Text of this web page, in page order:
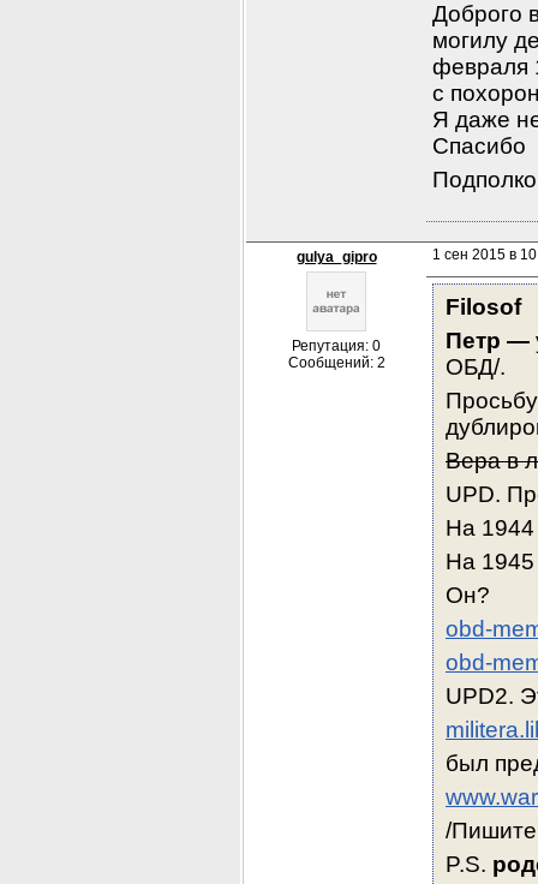
Доброго
могилу
февраля
с
Я даже
Спасибо
gulya_gipro
Репутация: 0
Сообщений: 2
1 сен 2015 в
Filosof
Петр —
ОБД/.
Вера в
UPD.
На 1944
На 1945
Он?
obd-
obd-
UPD2.
был
/Пишите
P.S.